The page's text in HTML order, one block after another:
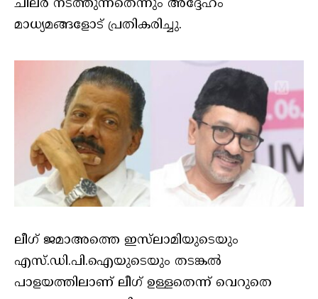
ചിലർ നടത്തുന്നതെന്നും അദ്ദേഹം
മാധ്യമങ്ങളോട് പ്രതികരിച്ചു.
ലീഗ് ജമാഅത്തെ ഇസ്‌ലാമിയുടെയും
എസ്.ഡി.പി.ഐയുടെയും തടങ്കൽ
പാളയത്തിലാണ് ലീഗ് ഉള്ളതെന്ന് വെറുതെ